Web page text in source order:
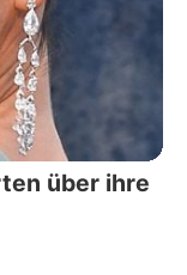
über ihre